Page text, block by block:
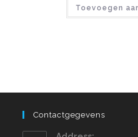
Toevoegen
Contactgegevens